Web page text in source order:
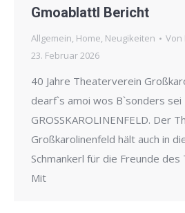
Gmoablattl Bericht
Allgemein, Home, Neugikeiten Von
23. Februar 2026
40 Jahre Theaterverein
dearf`s amoi wos B`sonders sei
GROSSKAROLINENFELD. Der
Großkarolinenfeld hält auch in
Schmankerl für die Freunde
Mit